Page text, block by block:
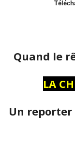
Quand le
LA
Un